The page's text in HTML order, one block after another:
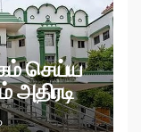
செய்ய
அதிரடி